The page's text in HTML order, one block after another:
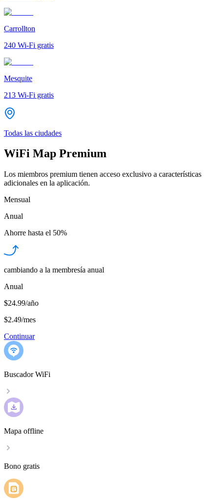
Carrollton
240 Wi-Fi gratis
Mesquite
213 Wi-Fi gratis
Todas las ciudades
WiFi Map Premium
Los miembros premium tienen acceso exclusivo a características
adicionales en la aplicación.
Mensual
Anual
Ahorre hasta el 50%
cambiando a la membresía anual
Anual
$24.99/año
$2.49/mes
Continuar
Buscador WiFi
Mapa offline
Bono gratis